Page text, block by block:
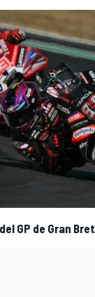
GP de Gran